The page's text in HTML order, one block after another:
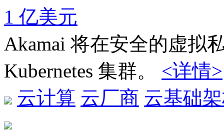
1 亿美元
Akamai 将在安全的虚拟
Kubernetes 集群。
<详情>
云计算 云厂商 云基础